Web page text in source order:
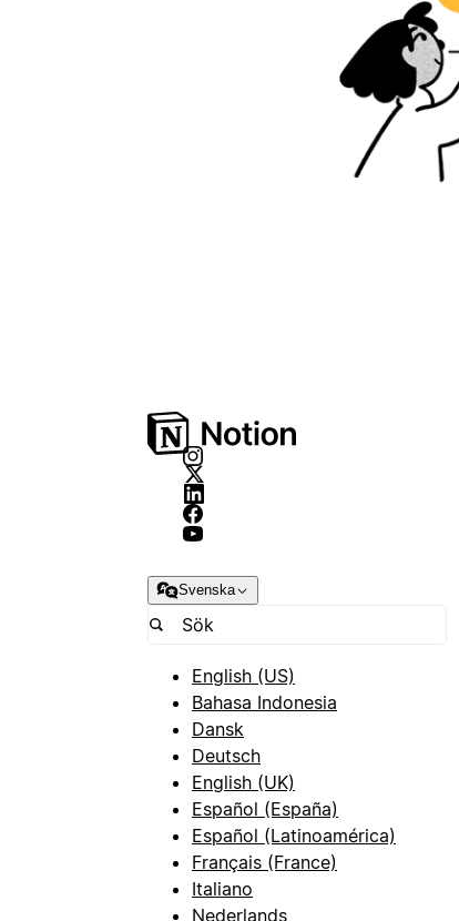
Svenska
English (US)
Bahasa Indonesia
Dansk
Deutsch
English (UK)
Español (España)
Español (Latinoamérica)
Français (France)
Italiano
Nederlands